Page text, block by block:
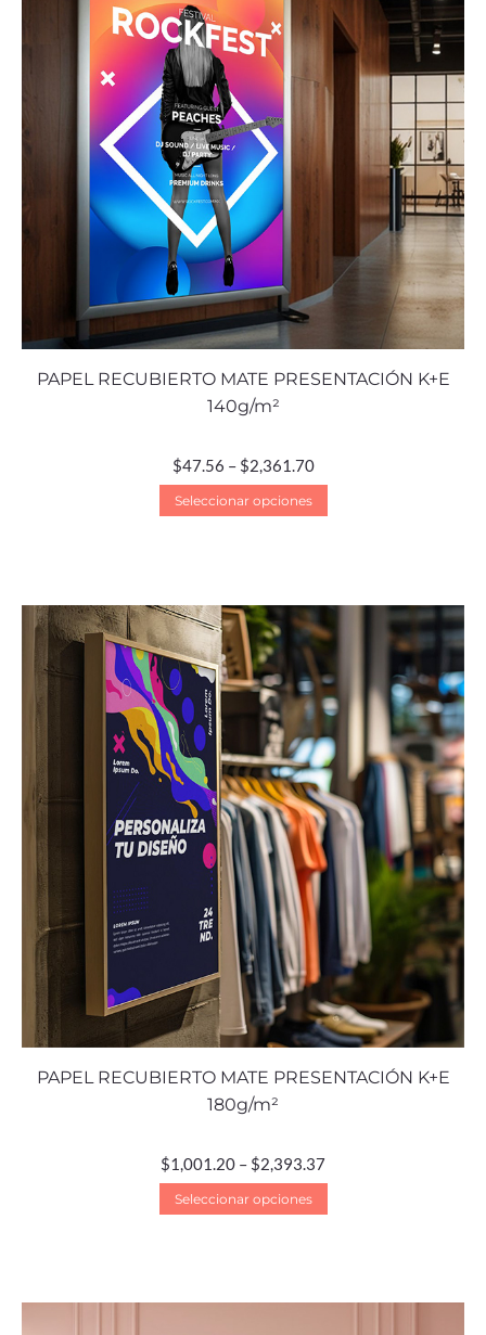
PAPEL RECUBIERTO MATE PRESENTACIÓN K+E
140g/m²
$47.56 – $2,361.70
Seleccionar opciones
PAPEL RECUBIERTO MATE PRESENTACIÓN K+E
180g/m²
$1,001.20 – $2,393.37
Seleccionar opciones